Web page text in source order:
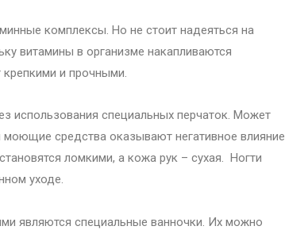
комплексы. Но не стоит надеяться на
витамины в организме накапливаются
и прочными.
использования специальных перчаток. Может
средства оказывают негативное влияние
ломкими, а кожа рук – сухая. Ногти
уходе.
являются специальные ванночки. Их можно